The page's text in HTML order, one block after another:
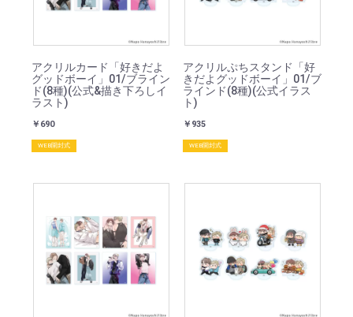
アクリルカード「好きだよ
グッドボーイ」01/ブライン
ド(8種)(公式&描き下ろしイ
ラスト)
￥690
WEB開封式
アクリルぷちスタンド「好
きだよグッドボーイ」01/ブ
ラインド(8種)(公式イラス
ト)
￥935
WEB開封式